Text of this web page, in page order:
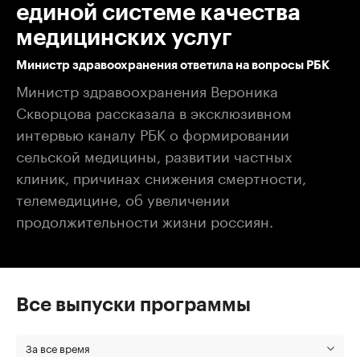
единой системе качества
медицинских услуг
Министр здравоохранения ответила на вопросы РБК
Министр здравоохранения Вероника
Скворцова рассказала в эксклюзивном
интервью каналу РБК о формировании
сельской медицины, развитии частных
клиник, причинах снижения смертности,
телемедицине, об увеличении
продолжительности жизни россиян.
Все выпуски программы
За все время